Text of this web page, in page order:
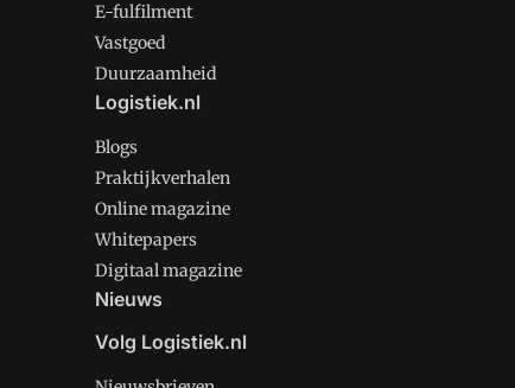
E-fulfilment
Vastgoed
Duurzaamheid
Logistiek.nl
Blogs
Praktijkverhalen
Online magazine
Whitepapers
Digitaal magazine
Nieuws
Volg Logistiek.nl